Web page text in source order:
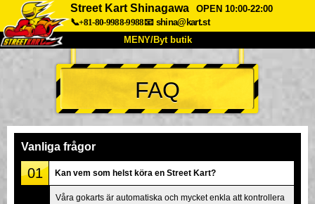
Street Kart Shinagawa
OPEN 10:00-22:00
📞+81-80-9988-9988📧 shina@kart.st
MENY/Byt butik
HEM
Om oss Specifikationer Pris
Företag
Tokyo Shinagawa Tokyo Akihabara#1
FAQ
Vanliga frågor
01 Kan vem som helst köra en Street Kart?
Våra gokarts är automatiska och mycket enkla att kontrollera